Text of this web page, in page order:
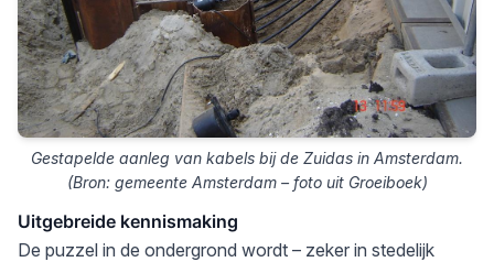
Gestapelde aanleg van kabels bij de Zuidas in Amsterdam.
(Bron: gemeente Amsterdam – foto uit Groeiboek)
Uitgebreide kennismaking
De puzzel in de ondergrond wordt – zeker in stedelijk